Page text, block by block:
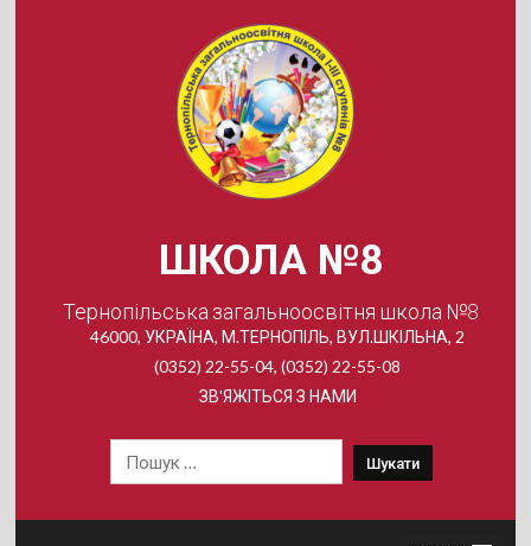
ШКОЛА №8
Тернопільська загальноосвітня школа №8
46000, УКРАЇНА, М.ТЕРНОПІЛЬ, ВУЛ.ШКІЛЬНА, 2
(0352) 22-55-04, (0352) 22-55-08
ЗВ'ЯЖІТЬСЯ З НАМИ